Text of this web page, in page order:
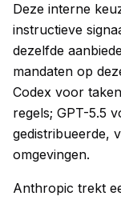
Deze interne
instructieve
dezelfde
mandaten op
Codex voor
regels; GPT-5.5
gedistribueerde,
omgevingen.
Anthropic trekt